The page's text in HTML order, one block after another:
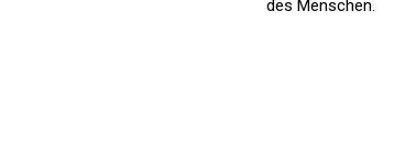
des Menschen.